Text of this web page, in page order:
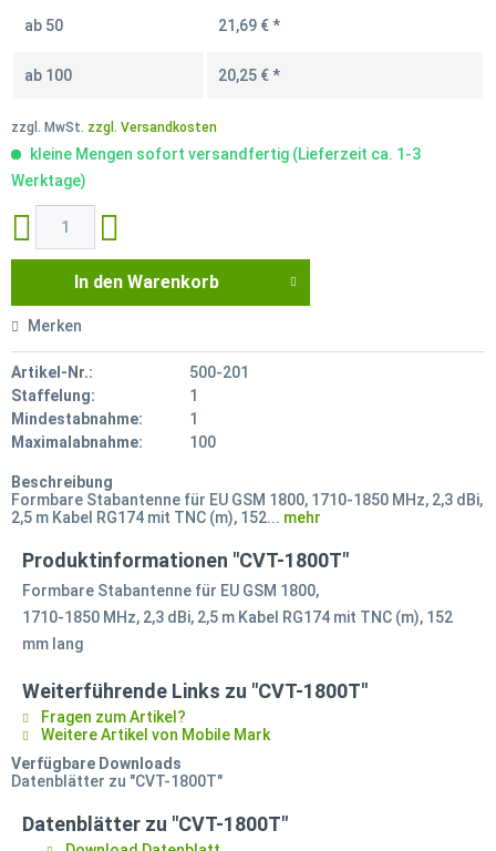
ab 50 21,69 € *
ab 100 20,25 € *
zzgl. MwSt. zzgl. Versandkosten
kleine Mengen sofort versandfertig (Lieferzeit ca. 1-3
Werktage)
In den Warenkorb
Merken
Artikel-Nr.:
500-201
Staffelung:
1
Mindestabnahme:
1
Maximalabnahme:
100
Beschreibung
Formbare Stabantenne für EU GSM 1800, 1710-1850 MHz, 2,3 dBi,
2,5 m Kabel RG174 mit TNC (m), 152... mehr
Produktinformationen "CVT-1800T"
Formbare Stabantenne für EU GSM 1800,
1710-1850 MHz, 2,3 dBi, 2,5 m Kabel RG174 mit TNC (m), 152
mm lang
Weiterführende Links zu "CVT-1800T"
Fragen zum Artikel?
Weitere Artikel von Mobile Mark
Verfügbare Downloads
Datenblätter zu "CVT-1800T"
Datenblätter zu "CVT-1800T"